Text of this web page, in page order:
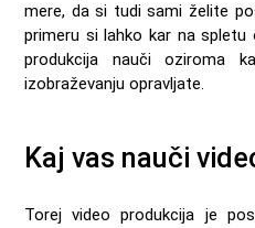
mere, da si tudi sami želite
primeru si lahko kar na spletu
produkcija nauči oziroma
izobraževanju opravljate.
Kaj vas nauči
Torej video produkcija je